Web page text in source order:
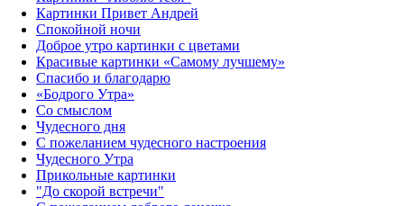
Картинки Привет Андрей
Спокойной ночи
Доброе утро картинки с цветами
Красивые картинки «Самому лучшему»
Спасибо и благодарю
«‎Бодрого Утра»‎
Со смыслом
Чудесного дня
С пожеланием чудесного настроения
Чудесного Утра
Прикольные картинки
"До скорой встречи"